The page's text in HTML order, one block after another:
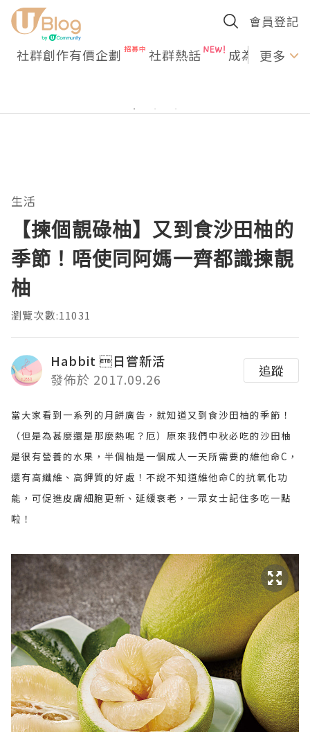
會員登記
社群創作有價企劃 社群熱話 成為U更多
生活
【揀個靚碌柚】又到食沙田柚的
季節！唔使同阿媽一齊都識揀靚
柚
瀏覽次數:11031
Habbit 日嘗新活
發佈於 2017.09.26
追蹤
當大家看到一系列的月餅廣告，就知道又到食沙田柚的季節！
（但是為甚麼還是那麼熱呢？厄）原來我們中秋必吃的沙田柚
是很有營養的水果，半個柚是一個成人一天所需要的維他命C，
還有高纖維、高鉀質的好處！不說不知道維他命C的抗氧化功
能，可促進皮膚細胞更新、延緩衰老，一眾女士記住多吃一點
啦！